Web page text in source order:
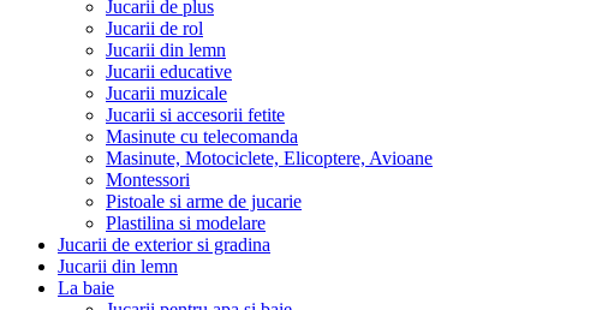
Jucarii de plus
Jucarii de rol
Jucarii din lemn
Jucarii educative
Jucarii muzicale
Jucarii si accesorii fetite
Masinute cu telecomanda
Masinute, Motociclete, Elicoptere, Avioane
Montessori
Pistoale si arme de jucarie
Plastilina si modelare
Jucarii de exterior si gradina
Jucarii din lemn
La baie